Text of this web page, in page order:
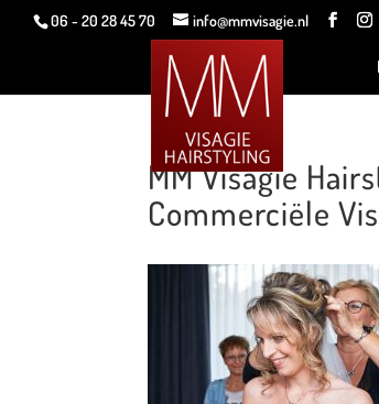
06 - 20 28 45 70 info@mmvisagie.nl
MM Visagie
Commerciële